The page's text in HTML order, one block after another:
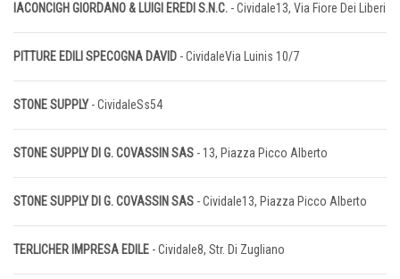
IACONCIGH GIORDANO & LUIGI EREDI S.N.C. - Cividale13, Via Fiore Dei Liberi
PITTURE EDILI SPECOGNA DAVID - CividaleVia Luinis 10/7
STONE SUPPLY - CividaleSs54
STONE SUPPLY DI G. COVASSIN SAS - 13, Piazza Picco Alberto
STONE SUPPLY DI G. COVASSIN SAS - Cividale13, Piazza Picco Alberto
TERLICHER IMPRESA EDILE - Cividale8, Str. Di Zugliano